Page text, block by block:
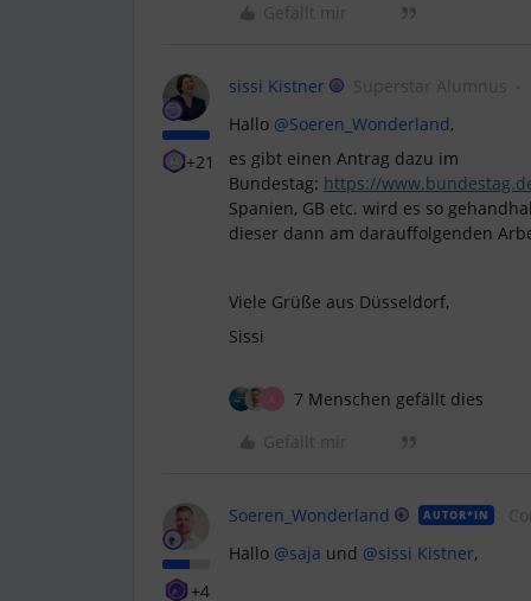
Gefällt mir
+21
sissi Kistner Superstar Alumnus
Hallo @Soeren_Wonderland,
es gibt einen Antrag dazu im
Bundestag: https://
Spanien, GB etc. wird es so
dieser dann am darauffolgenden
Viele Grüße aus Düsseldorf,
Sissi
A
7 Menschen gefällt dies
Gefällt mir
+4
Soeren_Wonderland AUTOR*IN
Hallo @saja und @sissi Kistner,